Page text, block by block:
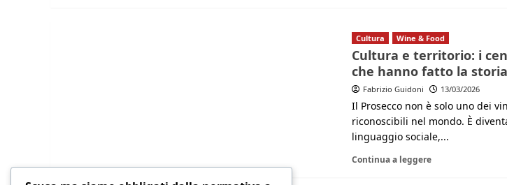
Cultura Wine & Food
Cultura e territorio: i
che hanno fatto la
Fabrizio Guidoni 13/03/2026
Il Prosecco non è solo uno dei
riconoscibili nel mondo. È
linguaggio sociale,...
Continua a leggere
Finanza Lifestyle
ITCup, il Trading
marzo